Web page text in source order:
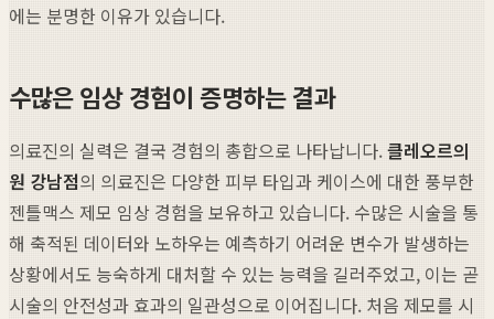
에는 분명한 이유가 있습니다.
수많은 임상 경험이 증명하는 결과
의료진의 실력은 결국 경험의 총합으로 나타납니다.클레오르의
원 강남점의 의료진은 다양한 피부 타입과 케이스에 대한 풍부한
젠틀맥스 제모 임상 경험을 보유하고 있습니다. 수많은 시술을 통
해 축적된 데이터와 노하우는 예측하기 어려운 변수가 발생하는
상황에서도 능숙하게 대처할 수 있는 능력을 길러주었고, 이는 곧
시술의 안전성과 효과의 일관성으로 이어집니다. 처음 제모를 시